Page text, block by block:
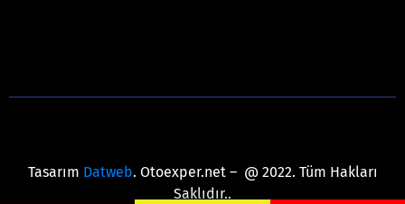
Tasarım Datweb. Otoexper.net – @ 2022. Tüm Hakları
Saklıdır..